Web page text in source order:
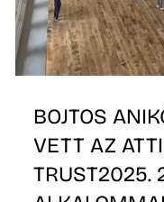
BOJTOS
VETT AZ
TRUST2025.